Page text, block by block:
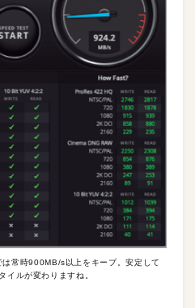
常時900MB/s以上をキープ。安定して
イルが変わりますね。